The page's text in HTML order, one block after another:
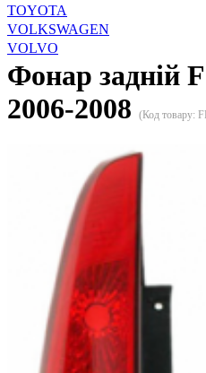
TOYOTA
VOLKSWAGEN
VOLVO
Фонар задній
2006-2008
(Код товару: